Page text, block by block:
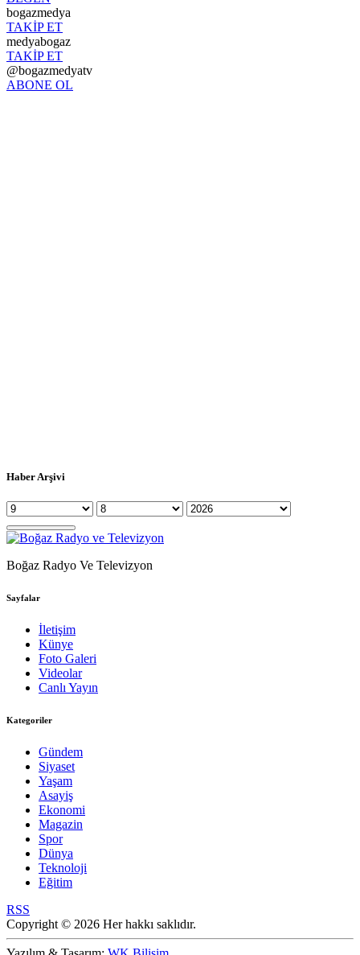
bogazmedya
TAKİP ET
medyabogaz
TAKİP ET
@bogazmedyatv
ABONE OL
Haber Arşivi
Boğaz Radyo Ve Televizyon
Sayfalar
İletişim
Künye
Foto Galeri
Videolar
Canlı Yayın
Kategoriler
Gündem
Siyaset
Yaşam
Asayiş
Ekonomi
Magazin
Spor
Dünya
Teknoloji
Eğitim
RSS
Copyright © 2026 Her hakkı saklıdır.